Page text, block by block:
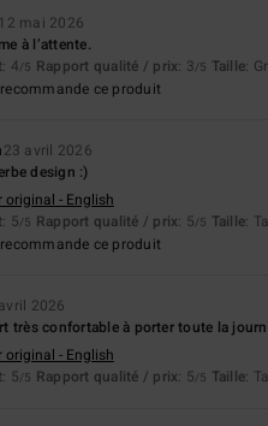
12 mai 2026
à l’attente.
: 4/5 Rapport qualité / prix: 3/5 Taille:
ce produit
23 avril 2026
design :)
original - English
: 5/5 Rapport qualité / prix: 5/5 Taille:
ce produit
2026
très confortable à porter toute la
original - English
: 5/5 Rapport qualité / prix: 5/5 Taille: